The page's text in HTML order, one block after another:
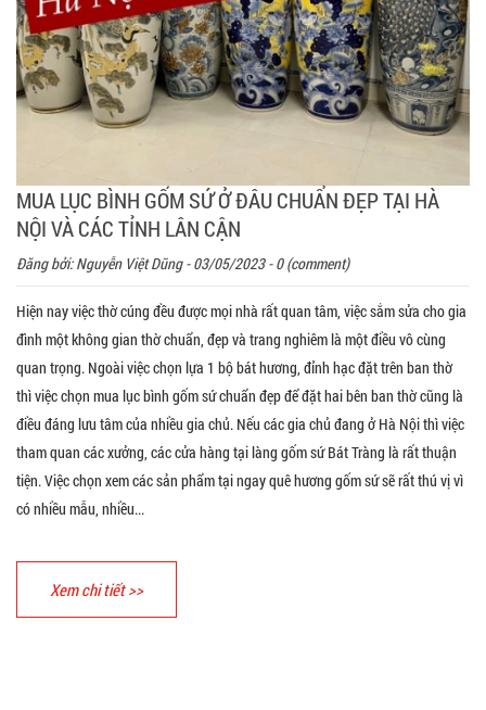
MUA LỤC BÌNH GỐM SỨ Ở ĐÂU CHUẨN ĐẸP TẠI HÀ
NỘI VÀ CÁC TỈNH LÂN CẬN
Đăng bởi:Nguyễn Việt Dũng- 03/05/2023 - 0 (comment)
Hiện nay việc thờ cúng đều được mọi nhà rất quan tâm, việc sắm sửa cho gia
đình một không gian thờ chuẩn, đẹp và trang nghiêm là một điều vô cùng
quan trọng. Ngoài việc chọn lựa 1 bộ bát hương, đỉnh hạc đặt trên ban thờ
thì việc chọn mua lục bình gốm sứ chuẩn đẹp để đặt hai bên ban thờ cũng là
điều đáng lưu tâm của nhiều gia chủ. Nếu các gia chủ đang ở Hà Nội thì việc
tham quan các xưởng, các cửa hàng tại làng gốm sứ Bát Tràng là rất thuận
tiện. Việc chọn xem các sản phẩm tại ngay quê hương gốm sứ sẽ rất thú vị vì
có nhiều mẫu, nhiều...
Xem chi tiết >>